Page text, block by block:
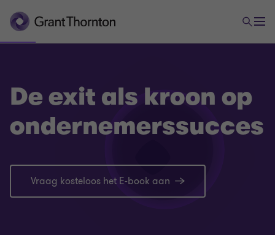
De exit als kroon op
ondernemerssucces
Vraag kosteloos het E-book aan